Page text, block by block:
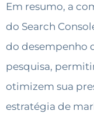
Em resumo, a
do Search
do desempenho
pesquisa,
otimizem sua
estratégia de